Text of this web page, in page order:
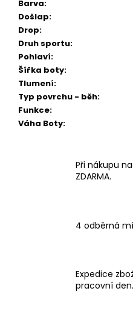
Barva:
Došlap:
Drop:
Druh sportu:
Pohlaví:
Šířka boty:
Tlumení:
Typ povrchu - běh:
Funkce:
Váha Boty:
Při nákupu
ZDARMA.
4 odběrná
Expedice
pracovní den.